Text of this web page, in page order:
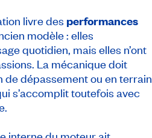
livre des performances
modèle : elles
quotidien, mais elles n’ont
La mécanique doit
dépassement ou en terrain
s’accomplit toutefois avec